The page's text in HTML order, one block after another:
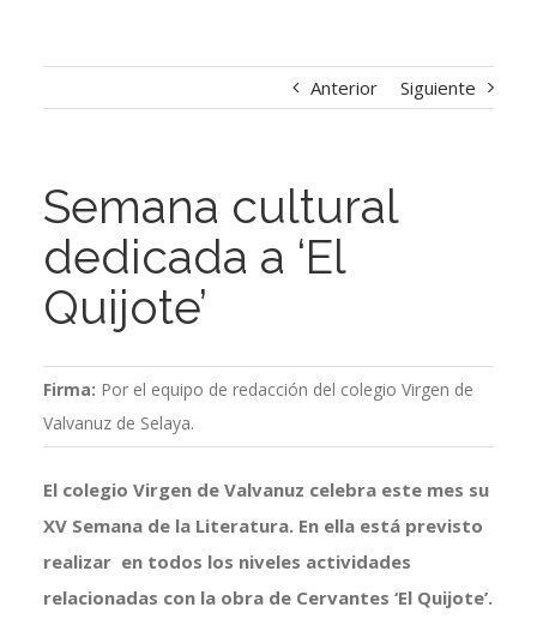
Anterior Siguiente
Semana cultural
dedicada a ‘El
Quijote’
Firma: Por el equipo de redacción del colegio Virgen de
Valvanuz de Selaya.
El colegio Virgen de Valvanuz celebra este mes su
XV Semana de la Literatura. En ella está previsto
realizar en todos los niveles actividades
relacionadas con la obra de Cervantes ‘El Quijote’.